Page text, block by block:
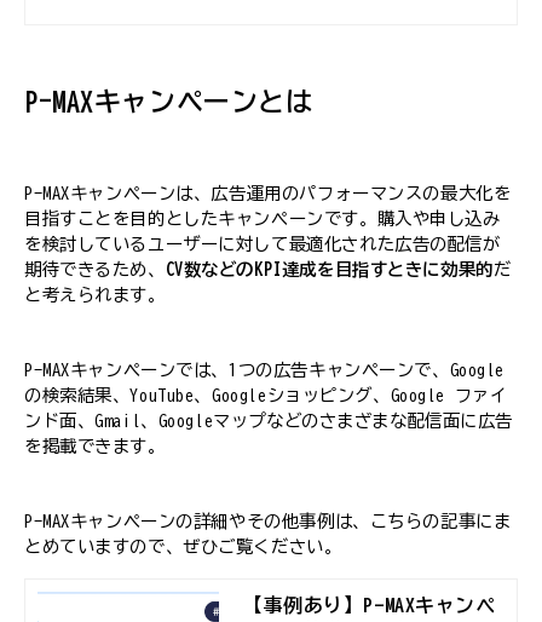
P-MAXキャンペーンとは
P-MAXキャンペーンは、広告運用のパフォーマンスの最大化を
目指すことを目的としたキャンペーンです。購入や申し込み
を検討しているユーザーに対して最適化された広告の配信が
期待できるため、 CV数などのKPI達成を目指すときに効果的だ
と考えられます。
P-MAXキャンペーンでは、1つの広告キャンペーンで、Google
の検索結果、YouTube、Googleショッピング、Google ファイ
ンド面、Gmail、Googleマップなどのさまざまな配信面に広告
を掲載できます。
P-MAXキャンペーンの詳細やその他事例は、こちらの記事にま
とめていますので、ぜひご覧ください。
【事例あり】P-MAXキャンペ